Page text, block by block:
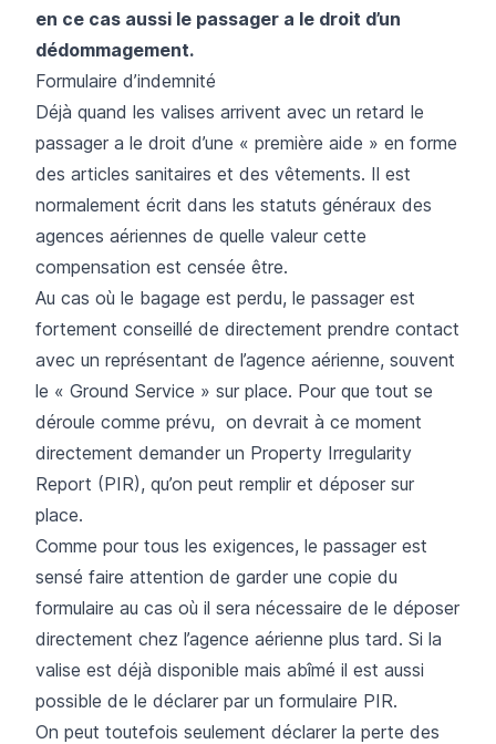
en ce cas aussi le passager a le droit d’un
dédommagement.
Formulaire d’indemnité
Déjà quand les valises arrivent avec un retard le
passager a le droit d’une « première aide » en forme
des articles sanitaires et des vêtements. Il est
normalement écrit dans les statuts généraux des
agences aériennes de quelle valeur cette
compensation est censée être.
Au cas où le bagage est perdu, le passager est
fortement conseillé de directement prendre contact
avec un représentant de l’agence aérienne, souvent
le « Ground Service » sur place. Pour que tout se
déroule comme prévu, on devrait à ce moment
directement demander un Property Irregularity
Report (PIR), qu’on peut remplir et déposer sur
place.
Comme pour tous les exigences, le passager est
sensé faire attention de garder une copie du
formulaire au cas où il sera nécessaire de le déposer
directement chez l’agence aérienne plus tard. Si la
valise est déjà disponible mais abîmé il est aussi
possible de le déclarer par un formulaire PIR.
On peut toutefois seulement déclarer la perte des